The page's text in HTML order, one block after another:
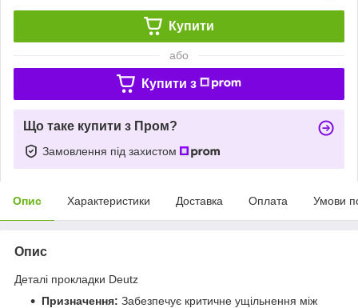
Купити
або
Купити з
Що таке купити з Пром?
Замовлення під захистом
Опис Характеристики Доставка Оплата Умови
Опис
Деталі прокладки Deutz
Призначення: Забезпечує критичне ущільнення між